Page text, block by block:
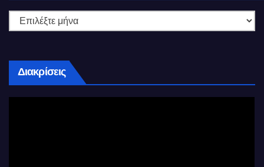
Διακρίσεις